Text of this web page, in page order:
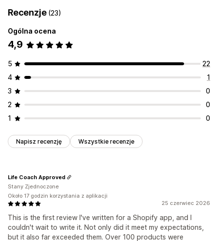
Recenzje (23)
Ogólna ocena
4,9
5
22
4
1
3
0
2
0
1
0
Napisz recenzję Wszystkie recenzje
25 czerwiec 2026
This is the first review I've written for a Shopify app, and I
couldn't wait to write it. Not only did it meet my expectations,
but it also far exceeded them. Over 100 products were
Life Coach Approved
Stany Zjednoczone
Około 17 godzin korzystania z aplikacji